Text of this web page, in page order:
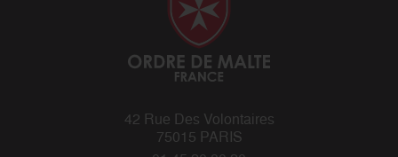
42 Rue Des Volontaires
75015 PARIS